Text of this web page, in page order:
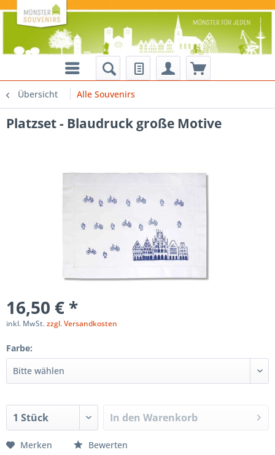
Übersicht Alle Souvenirs
Platzset - Blaudruck große Motive
16,50 € *
inkl. MwSt.zzgl. Versandkosten
Farbe:
In den Warenkorb
Merken Bewerten